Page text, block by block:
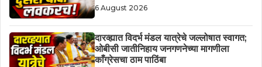
6 August 2026
दारव्ह्यात विदर्भ मंडल यात्रेचे जल्लोषात स्वागत;
ओबीसी जातीनिहाय जनगणनेच्या मागणीला
काँग्रेसचा ठाम पाठिंबा